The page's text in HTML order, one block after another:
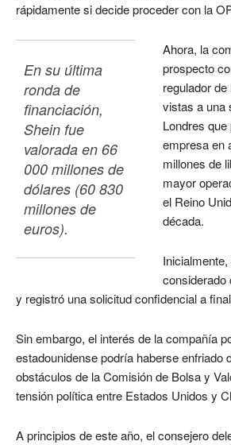
rápidamente si decide proceder con la
En su última
ronda de
financiación,
Shein fue
valorada en 66
000 millones de
dólares (60 830
millones de
euros).
Ahora, la
prospecto
regulador
vistas a una
Londres
empresa en
millones de
mayor
el Reino
década.
considerado
y registró una solicitud confidencial a
Sin embargo, el interés de la compañía
estadounidense podría haberse enfriado
obstáculos de la Comisión de Bolsa y
tensión política entre Estados Unidos y
A principios de este año, el consejero